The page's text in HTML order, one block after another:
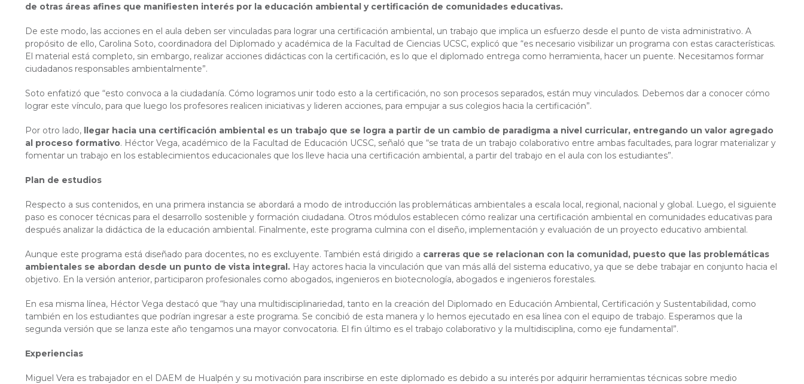
de otras áreas afines que manifiesten interés por la educación ambiental y certificación de comunidades educativas.
De este modo, las acciones en el aula deben ser vinculadas para lograr una certificación ambiental, un trabajo que implica un esfuerzo desde el punto de vista administrativo. A
propósito de ello, Carolina Soto, coordinadora del Diplomado y académica de la Facultad de Ciencias UCSC, explicó que “es necesario visibilizar un programa con estas características.
El material está completo, sin embargo, realizar acciones didácticas con la certificación, es lo que el diplomado entrega como herramienta, hacer un puente. Necesitamos formar
ciudadanos responsables ambientalmente”.
Soto enfatizó que “esto convoca a la ciudadanía. Cómo logramos unir todo esto a la certificación, no son procesos separados, están muy vinculados. Debemos dar a conocer cómo
lograr este vínculo, para que luego los profesores realicen iniciativas y lideren acciones, para empujar a sus colegios hacia la certificación”.
Por otro lado, llegar hacia una certificación ambiental es un trabajo que se logra a partir de un cambio de paradigma a nivel curricular, entregando un valor agregado
al proceso formativo. Héctor Vega, académico de la Facultad de Educación UCSC, señaló que “se trata de un trabajo colaborativo entre ambas facultades, para lograr materializar y
fomentar un trabajo en los establecimientos educacionales que los lleve hacia una certificación ambiental, a partir del trabajo en el aula con los estudiantes”.
Plan de estudios
Respecto a sus contenidos, en una primera instancia se abordará a modo de introducción las problemáticas ambientales a escala local, regional, nacional y global. Luego, el siguiente
paso es conocer técnicas para el desarrollo sostenible y formación ciudadana. Otros módulos establecen cómo realizar una certificación ambiental en comunidades educativas para
después analizar la didáctica de la educación ambiental. Finalmente, este programa culmina con el diseño, implementación y evaluación de un proyecto educativo ambiental.
Aunque este programa está diseñado para docentes, no es excluyente. También está dirigido a carreras que se relacionan con la comunidad, puesto que las problemáticas
ambientales se abordan desde un punto de vista integral. Hay actores hacia la vinculación que van más allá del sistema educativo, ya que se debe trabajar en conjunto hacia el
objetivo. En la versión anterior, participaron profesionales como abogados, ingenieros en biotecnología, abogados e ingenieros forestales.
En esa misma línea, Héctor Vega destacó que “hay una multidisciplinariedad, tanto en la creación del Diplomado en Educación Ambiental, Certificación y Sustentabilidad, como
también en los estudiantes que podrían ingresar a este programa. Se concibió de esta manera y lo hemos ejecutado en esa línea con el equipo de trabajo. Esperamos que la
segunda versión que se lanza este año tengamos una mayor convocatoria. El fin último es el trabajo colaborativo y la multidisciplina, como eje fundamental”.
Experiencias
Miguel Vera es trabajador en el DAEM de Hualpén y su motivación para inscribirse en este diplomado es debido a su interés por adquirir herramientas técnicas sobre medio